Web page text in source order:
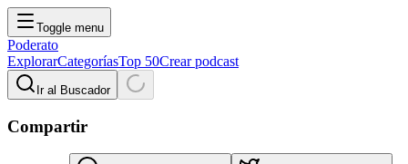
Toggle menu
Poderato
ExplorarCategoríasTop 50Crear podcast
Ir al Buscador
Compartir